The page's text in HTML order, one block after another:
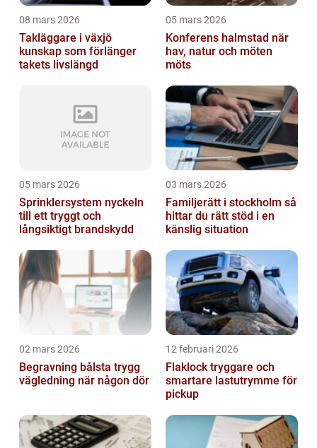
08 mars 2026
Takläggare i växjö
kunskap som förlänger
takets livslängd
05 mars 2026
Konferens halmstad när
hav, natur och möten
möts
05 mars 2026
Sprinklersystem nyckeln
till ett tryggt och
långsiktigt brandskydd
03 mars 2026
Familjerätt i stockholm så
hittar du rätt stöd i en
känslig situation
02 mars 2026
Begravning bålsta trygg
vägledning när någon dör
12 februari 2026
Flaklock tryggare och
smartare lastutrymme för
pickup